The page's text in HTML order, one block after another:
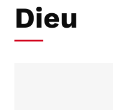
RUBRIQUES
Tous les
Dieu